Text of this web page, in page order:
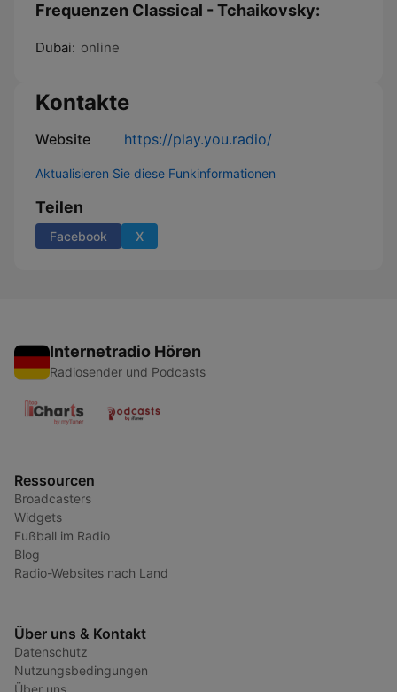
Frequenzen Classical - Tchaikovsky:
Dubai: online
Kontakte
Website https://play.you.radio/
Aktualisieren Sie diese Funkinformationen
Teilen
Facebook X
Internetradio Hören
Radiosender und Podcasts
Ressourcen
Broadcasters
Widgets
Fußball im Radio
Blog
Radio-Websites nach Land
Über uns & Kontakt
Datenschutz
Nutzungsbedingungen
Über uns